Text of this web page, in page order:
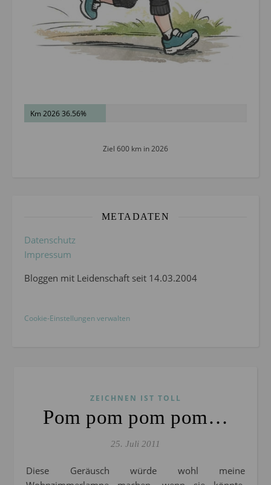
Km 2026 36.56%
Ziel 600 km in 2026
METADATEN
Datenschutz
Impressum
Bloggen mit Leidenschaft seit 14.03.2004
Cookie-Einstellungen verwalten
ZEICHNEN IST TOLL
Pom pom pom pom…
25. Juli 2011
Diese Geräusch würde wohl meine